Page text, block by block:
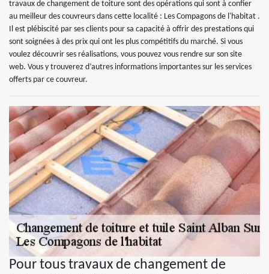
travaux de changement de toiture sont des opérations qui sont à confier
au meilleur des couvreurs dans cette localité : Les Compagons de l'habitat .
Il est plébiscité par ses clients pour sa capacité à offrir des prestations qui
sont soignées à des prix qui ont les plus compétitifs du marché. Si vous
voulez découvrir ses réalisations, vous pouvez vous rendre sur son site
web. Vous y trouverez d’autres informations importantes sur les services
offerts par ce couvreur.
Pour tous travaux de changement de